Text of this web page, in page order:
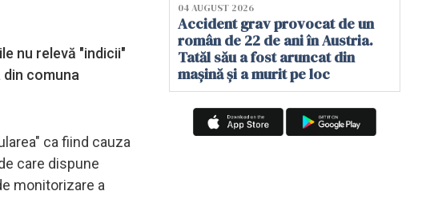
nu relevă "indicii"
comuna
ca fiind cauza
care dispune
monitorizare a
04 AUGUST 2026
Accident grav provocat de un
român de 22 de ani în Austria.
Tatăl său a fost aruncat din
mașină și a murit pe loc